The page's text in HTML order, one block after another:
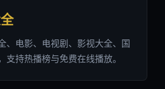
、电影、电视剧、影视大全、国
支持热播榜与免费在线播放。